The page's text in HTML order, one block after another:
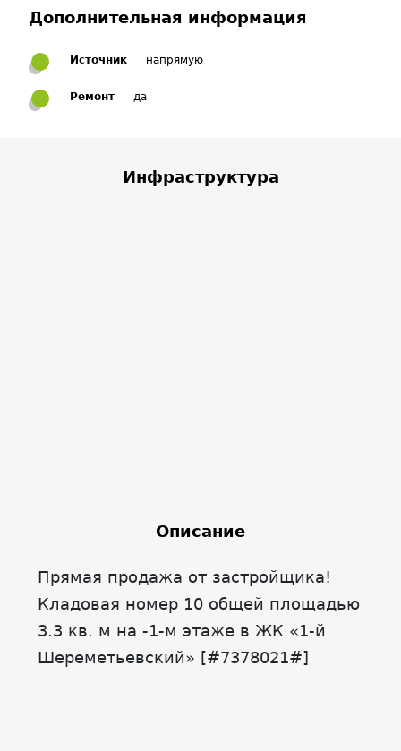
Дополнительная информация
Источник напрямую
Ремонт да
Инфраструктура
Описание
Прямая продажа от застройщика!
Кладовая номер 10 общей площадью
3.3 кв. м на -1-м этаже в ЖК «1-й
Шереметьевский» [#7378021#]